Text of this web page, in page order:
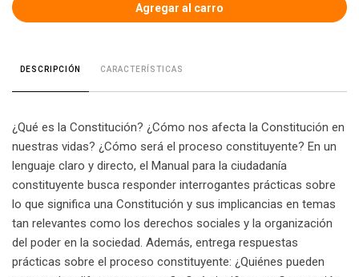
DESCRIPCIÓN CARACTERÍSTICAS
¿Qué es la Constitución? ¿Cómo nos afecta la Constitución en
nuestras vidas? ¿Cómo será el proceso constituyente? En un
lenguaje claro y directo, el Manual para la ciudadanía
constituyente busca responder interrogantes prácticas sobre
lo que significa una Constitución y sus implicancias en temas
tan relevantes como los derechos sociales y la organización
del poder en la sociedad. Además, entrega respuestas
prácticas sobre el proceso constituyente: ¿Quiénes pueden